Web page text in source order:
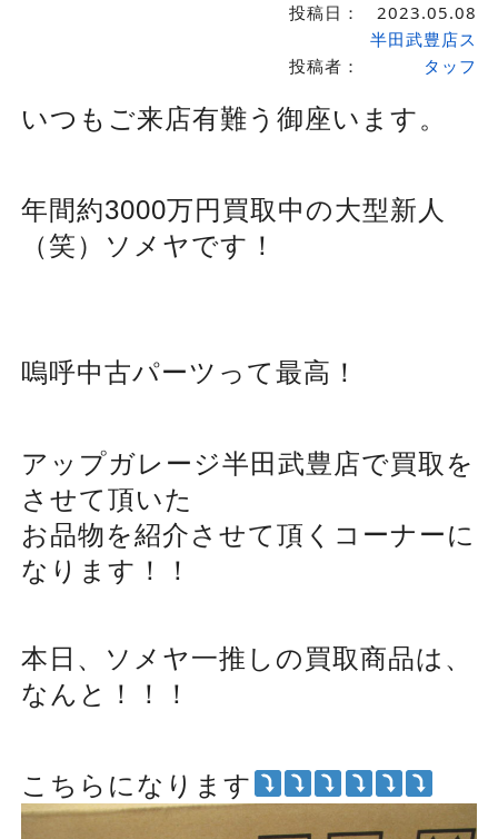
投稿日： 2023.05.08
投稿者：
半田武豊店ス
タッフ
いつもご来店有難う御座います。
年間約3000万円買取中の大型新人
（笑）ソメヤです！
嗚呼中古パーツって最高！
アップガレージ半田武豊店で買取を
させて頂いた
お品物を紹介させて頂くコーナーに
なります！！
本日、ソメヤ一推しの買取商品は、
なんと！！！
こちらになります